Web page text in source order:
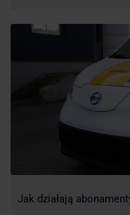
Jak działają